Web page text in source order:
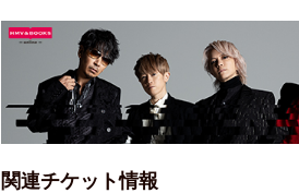
関連チケット情報